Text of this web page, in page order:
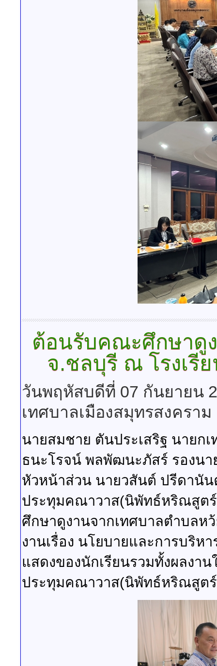
ต้อนรับคณะศึกษาดู
จ.ชลบุรี ณ โรงเรี
วันพฤหัสบดีที่ 07 กันยายน
เทศบาลเมืองสมุทรสงคราม
นายสมชาย ตันประเสริฐ นายก
ธนะโรจน์ พลพัฒนะภัสร์ รองน
หัวหน้าส่วน นายวสันต์ ปรีดานัน
ประทุมคณาวาส(นิพัทธ์หริณสูต
ศึกษาดูงานจากเทศบาลตำบลห
งานเรื่อง นโยบายและการบริ
แสดงของนักเรียนรวมทั้งผลงา
ประทุมคณาวาส(นิพัทธ์หริณสูต